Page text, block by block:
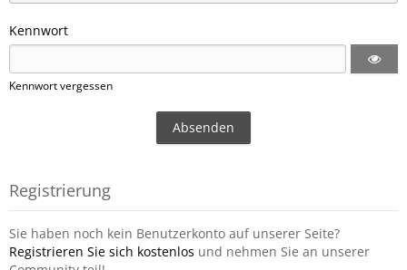
Kennwort
Kennwort vergessen
Registrierung
Sie haben noch kein Benutzerkonto auf unserer Seite?
Registrieren Sie sich kostenlos und nehmen Sie an unserer